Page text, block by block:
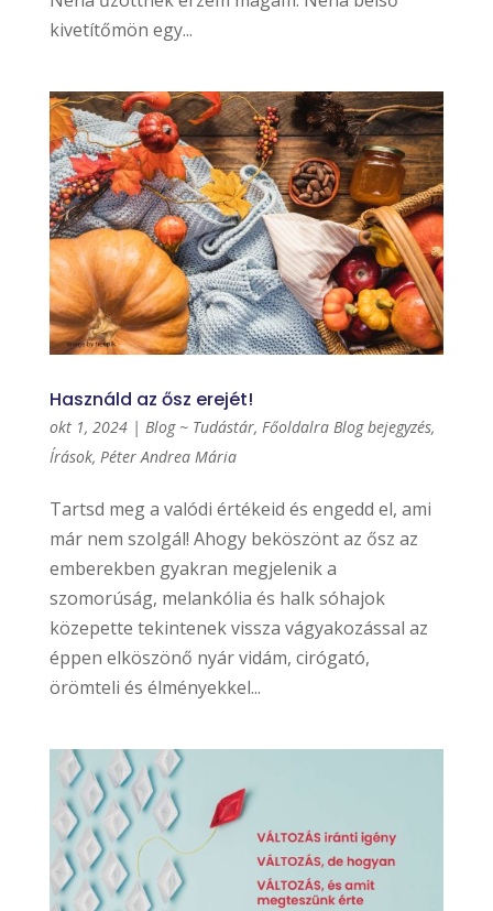
kivetítőmön egy...
Használd az ősz erejét!
okt 1, 2024| Blog ~ Tudástár, Főoldalra Blog bejegyzés,
Írások, Péter Andrea Mária
Tartsd meg a valódi értékeid és engedd el, ami
már nem szolgál! Ahogy beköszönt az ősz az
emberekben gyakran megjelenik a
szomorúság, melankólia és halk sóhajok
közepette tekintenek vissza vágyakozással az
éppen elköszönő nyár vidám, cirógató,
örömteli és élményekkel...